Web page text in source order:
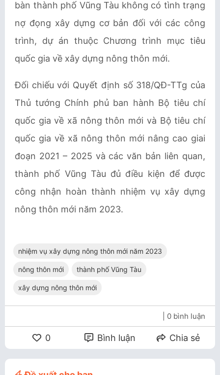
bàn thành phố Vũng Tàu không có tình trạng
nợ đọng xây dựng cơ bản đối với các công
trình, dự án thuộc Chương trình mục tiêu
quốc gia về xây dựng nông thôn mới.
Đối chiếu với Quyết định số 318/QĐ-TTg của
Thủ tướng Chính phủ ban hành Bộ tiêu chí
quốc gia về xã nông thôn mới và Bộ tiêu chí
quốc gia về xã nông thôn mới nâng cao giai
đoạn 2021 – 2025 và các văn bản liên quan,
thành phố Vũng Tàu đủ điều kiện để được
công nhận hoàn thành nhiệm vụ xây dựng
nông thôn mới năm 2023.
nhiệm vụ xây dựng nông thôn mới năm 2023
nông thôn mới thành phố Vũng Tàu
xây dựng nông thôn mới
| 0 bình luận
0 Bình luận Chia sẻ